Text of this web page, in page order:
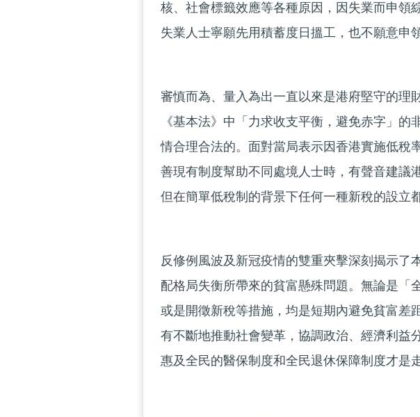
核、社會標籤效應等各種原因，因失業而申領
失業人士寧願先用積蓄度日搵工，也不願意申
審慎而為、量入為出一直以來是港府堅守的理
《基本法》中「力求收支平衡，避免赤字」
情合理合法的。面對當局表示因香港實施低稅
善現有制度幫助不同處境人士時，有聲音建議
但在簡單低稅制的背景下任何一種新稅的設立
反修例風波及新冠疫情的雙重夾擊深刻揭示了
配格局失衡所帶來的貧富懸殊問題。無論是「
或是開徵新稅等措施，均是短期內避免貧富差
有不斷地推動社會變革，協調政治、經濟利益
惠及全民的醫保制度和全民退休保障制度才是